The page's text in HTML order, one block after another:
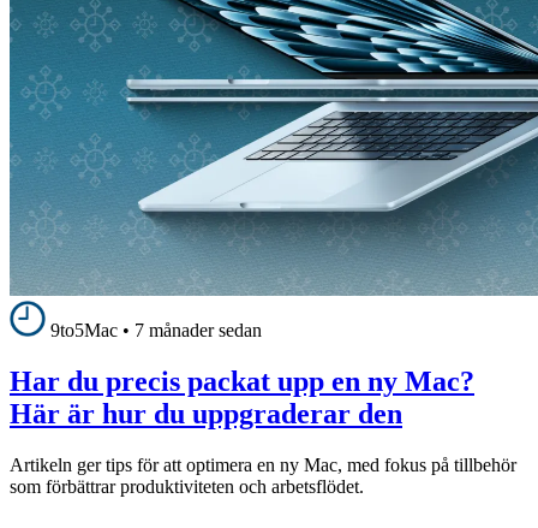
9to5Mac • 7 månader sedan
Har du precis packat upp en ny Mac?
Här är hur du uppgraderar den
Artikeln ger tips för att optimera en ny Mac, med fokus på tillbehör
som förbättrar produktiviteten och arbetsflödet.